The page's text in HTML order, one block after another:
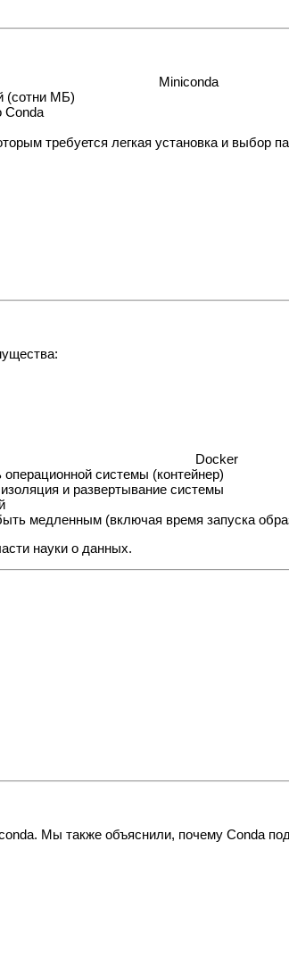
Miniconda
(сотни МБ)
Conda
требуется легкая установка и выбор
Docker
операционной системы (контейнер)
и развертывание системы
медленным (включая время запуска
науки о данных.
Мы также объяснили, почему Conda